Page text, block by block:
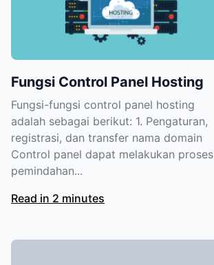
Fungsi Control Panel Hosting
Fungsi-fungsi control panel hosting
adalah sebagai berikut: 1. Pengaturan,
registrasi, dan transfer nama domain
Control panel dapat melakukan proses
pemindahan...
Read in 2 minutes